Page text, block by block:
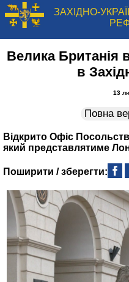
ЗАХІДНО-
Велика Британія
в
13
Повна
Відкрито Офіс
який представлятиме
Поширити / зберегти: